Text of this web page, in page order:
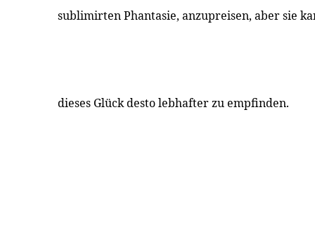
sublimirten Phantasie, anzupreisen, aber sie
dieses Glück desto lebhafter zu empfinden.